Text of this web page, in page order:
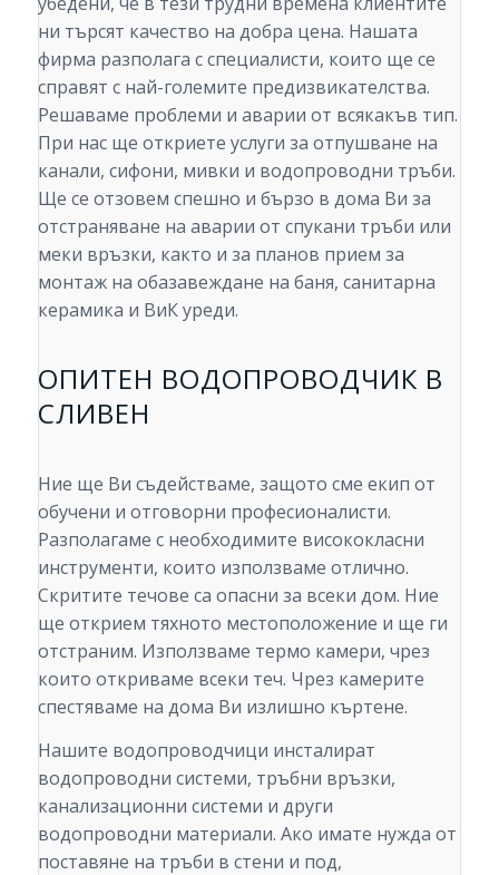
ни търсят качество на добра цена. Нашата
фирма разполага с специалисти, които ще се
справят с най-големите предизвикателства.
Решаваме проблеми и аварии от всякакъв тип.
При нас ще откриете услуги за отпушване на
канали, сифони, мивки и водопроводни тръби.
Ще се отзовем спешно и бързо в дома Ви за
отстраняване на аварии от спукани тръби или
меки връзки, както и за планов прием за
монтаж на обазавеждане на баня, санитарна
керамика и ВиК уреди.
ОПИТЕН ВОДОПРОВОДЧИК В
СЛИВЕН
Ние ще Ви съдействаме, защото сме екип от
обучени и отговорни професионалисти.
Разполагаме с необходимите висококласни
инструменти, които използваме отлично.
Скритите течове са опасни за всеки дом. Ние
ще открием тяхното местоположение и ще ги
отстраним. Използваме термо камери, чрез
които откриваме всеки теч. Чрез камерите
спестяваме на дома Ви излишно къртене.
Нашите водопроводчици инсталират
водопроводни системи, тръбни връзки,
канализационни системи и други
водопроводни материали. Ако имате нужда от
поставяне на тръби в стени и под,